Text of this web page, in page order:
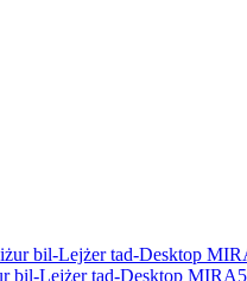
bil-Lejżer tad-Desktop